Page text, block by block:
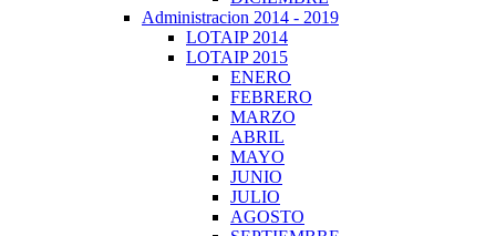
Administracion 2014 - 2019
LOTAIP 2014
LOTAIP 2015
ENERO
FEBRERO
MARZO
ABRIL
MAYO
JUNIO
JULIO
AGOSTO